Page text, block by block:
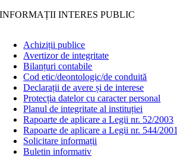
INFORMAȚII INTERES PUBLIC
Achiziții publice
Avertizor de integritate
Bilanțuri contabile
Cod etic/deontologic/de conduită
Declarații de avere și de interese
Protecția datelor cu caracter personal
Planul de integritate al instituției
Rapoarte de aplicare a Legii nr. 52/2003
Rapoarte de aplicare a Legii nr. 544/2001
Solicitare informații
Buletin informativ